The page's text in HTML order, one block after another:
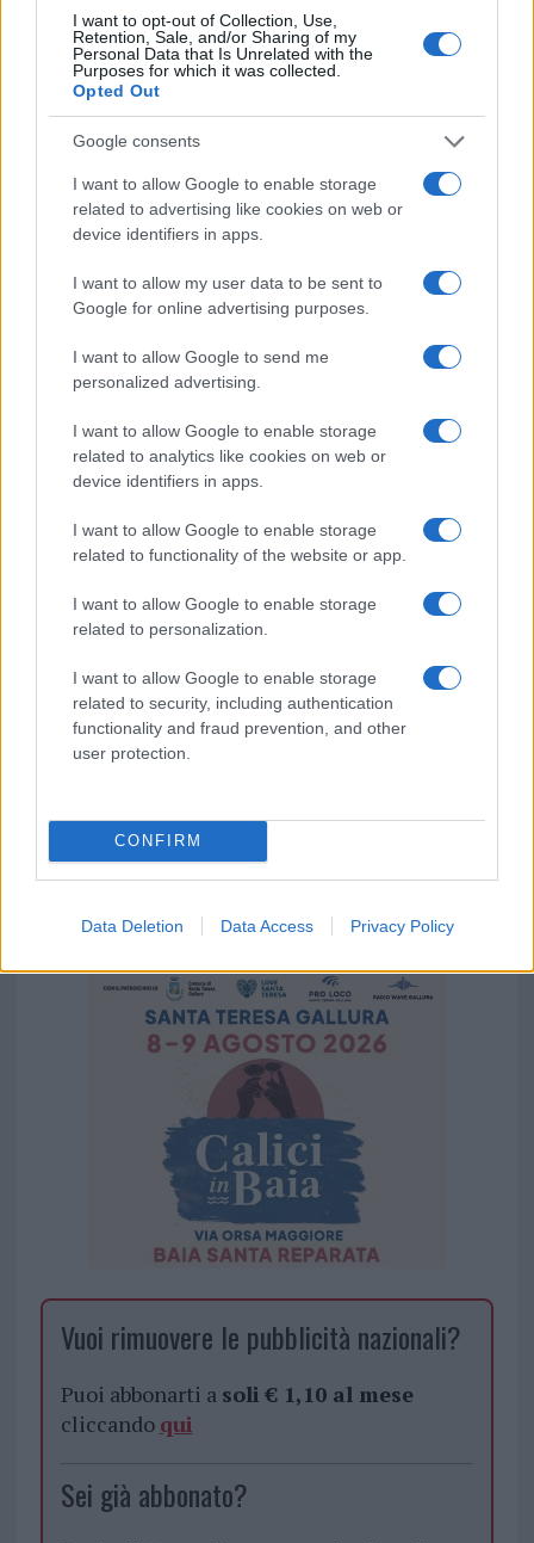
I want to opt-out of Collection, Use,
Retention, Sale, and/or Sharing of my
Personal Data that Is Unrelated with the
Purposes for which it was collected.
Opted Out
Google consents
I want to allow Google to enable storage
related to advertising like cookies on web or
device identifiers in apps.
I want to allow my user data to be sent to
Google for online advertising purposes.
I want to allow Google to send me
personalized advertising.
I want to allow Google to enable storage
related to analytics like cookies on web or
device identifiers in apps.
I want to allow Google to enable storage
related to functionality of the website or app.
I want to allow Google to enable storage
related to personalization.
I want to allow Google to enable storage
related to security, including authentication
functionality and fraud prevention, and other
user protection.
CONFIRM
Data Deletion Data Access Privacy Policy
Vuoi rimuovere le pubblicità nazionali?
Puoi abbonarti a soli € 1,10 al mese
cliccando qui
Sei già abbonato?